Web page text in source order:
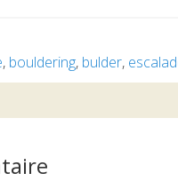
, bouldering, bulder,